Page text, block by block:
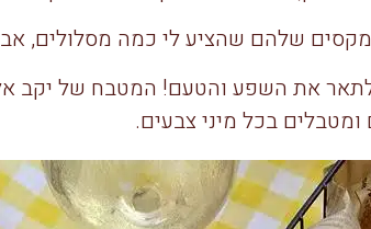
שלהם שהציע לי כמה מסלולים,
לתאר את השפע והטעם! המטבח של יקב